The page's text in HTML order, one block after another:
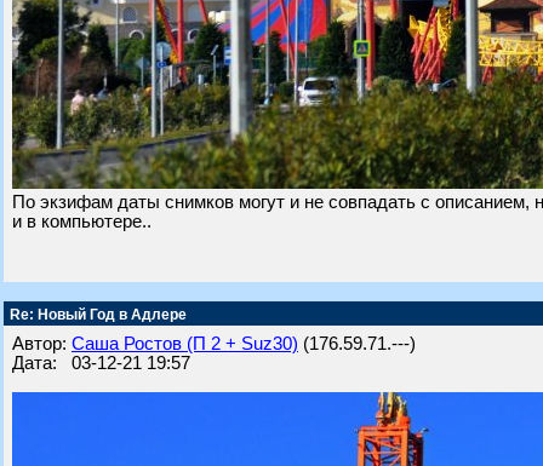
По экзифам даты снимков могут и не совпадать с описанием,
и в компьютере..
Re: Новый Год в Адлере
Автор: Саша Ростов (П 2 + Suz30) (176.59.71.---)
Дата: 03-12-21 19:57